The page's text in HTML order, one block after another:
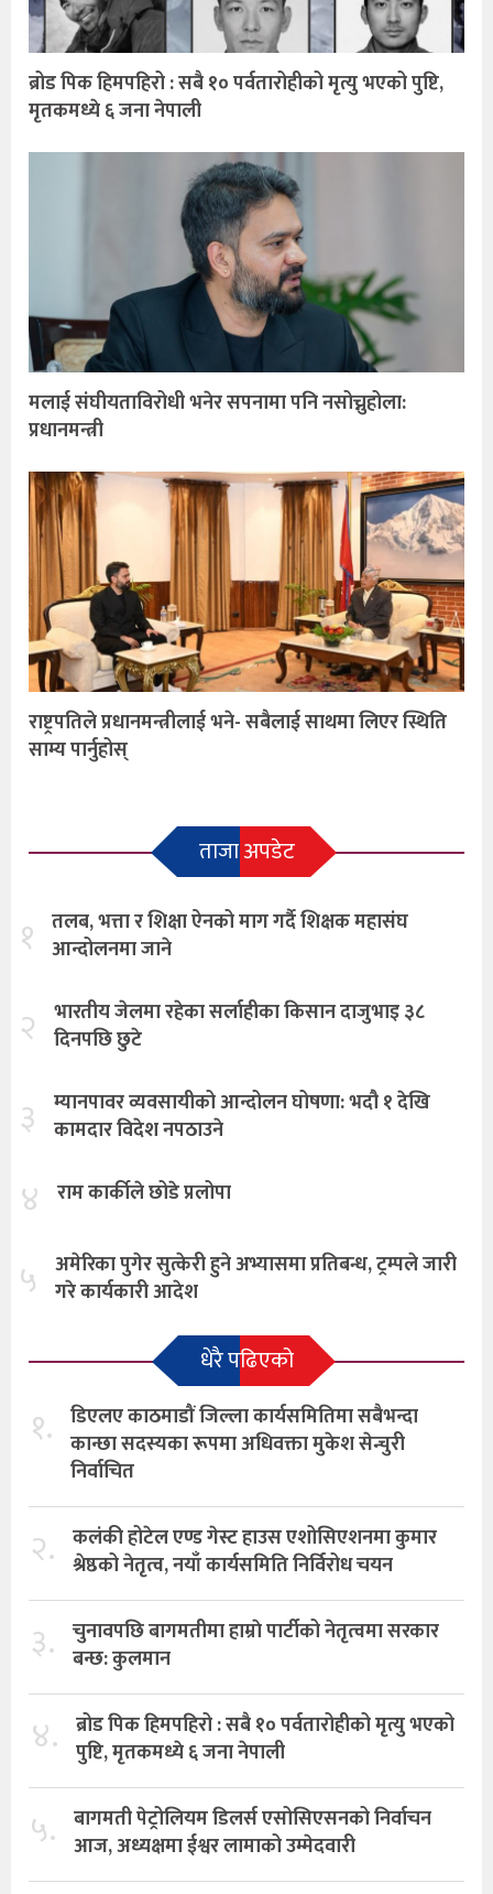
ब्रोड पिक हिमपहिरो : सबै १० पर्वतारोहीको मृत्यु भएको पुष्टि,
मृतकमध्ये ६ जना नेपाली
मलाई संघीयताविरोधी भनेर सपनामा पनि नसोच्नुहोला:
प्रधानमन्त्री
राष्ट्रपतिले प्रधानमन्त्रीलाई भने- सबैलाई साथमा लिएर स्थिति
साम्य पार्नुहोस्
ताजा अपडेट
१ तलब, भत्ता र शिक्षा ऐनको माग गर्दै शिक्षक महासंघ
आन्दोलनमा जाने
२ भारतीय जेलमा रहेका सर्लाहीका किसान दाजुभाइ ३८
दिनपछि छुटे
३ म्यानपावर व्यवसायीको आन्दोलन घोषणा: भदौ १ देखि
कामदार विदेश नपठाउने
४ राम कार्कीले छोडे प्रलोपा
५ अमेरिका पुगेर सुत्केरी हुने अभ्यासमा प्रतिबन्ध, ट्रम्पले जारी
गरे कार्यकारी आदेश
धेरै पढिएको
१. डिएलए काठमाडौं जिल्ला कार्यसमितिमा सबैभन्दा
कान्छा सदस्यका रूपमा अधिवक्ता मुकेश सेन्चुरी
निर्वाचित
२. कलंकी होटेल एण्ड गेस्ट हाउस एशोसिएशनमा कुमार
श्रेष्ठको नेतृत्व, नयाँ कार्यसमिति निर्विरोध चयन
३. चुनावपछि बागमतीमा हाम्राे पार्टीको नेतृत्वमा सरकार
बन्छ: कुलमान
४. ब्रोड पिक हिमपहिरो : सबै १० पर्वतारोहीको मृत्यु भएको
पुष्टि, मृतकमध्ये ६ जना नेपाली
५. बागमती पेट्रोलियम डिलर्स एसोसिएसनको निर्वाचन
आज, अध्यक्षमा ईश्वर लामाको उम्मेदवारी